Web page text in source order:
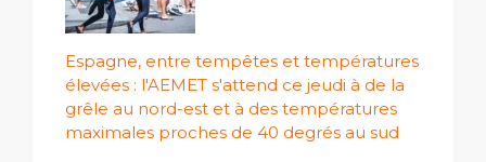
Espagne, entre tempêtes et températures
élevées : l'AEMET s'attend ce jeudi à de la
grêle au nord-est et à des températures
maximales proches de 40 degrés au sud